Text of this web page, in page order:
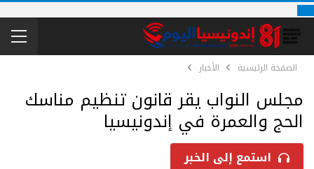
الصفحة الرئيسية الأخبار
مجلس النواب يقر قانون تنظيم مناسك
الحج والعمرة في إندونيسيا
استمع إلى الخبر